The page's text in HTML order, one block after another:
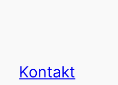
Kontakt